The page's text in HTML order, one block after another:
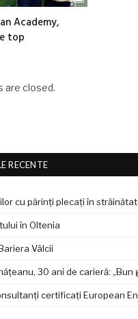
Academy,
top
are closed.
RECENTE
cu părinți plecați în
în Oltenia
Vâlcii
30 ani de carieră: „Bun
certificați European